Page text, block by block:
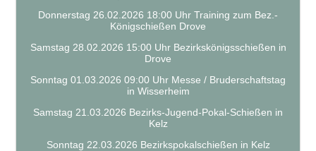
Donnerstag 26.02.2026 18:00 Uhr Training zum Bez.-
Königschießen Drove
Samstag 28.02.2026 15:00 Uhr Bezirkskönigsschießen in
Drove
Sonntag 01.03.2026 09:00 Uhr Messe / Bruderschaftstag
in Wisserheim
Samstag 21.03.2026 Bezirks-Jugend-Pokal-Schießen in
Kelz
Sonntag 22.03.2026 Bezirkspokalschießen in Kelz